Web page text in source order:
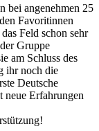
bei angenehmen 25
Favoritinnen
Feld schon sehr
Gruppe
am Schluss des
ihr noch die
Deutsche
neue Erfahrungen